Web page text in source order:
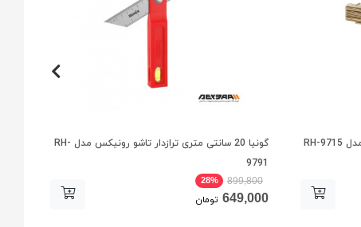
گونیا 20 سانتی متری ترازدار تاشو رونیکس مدل RH-
9791
28%
899,800
649,000 تومان